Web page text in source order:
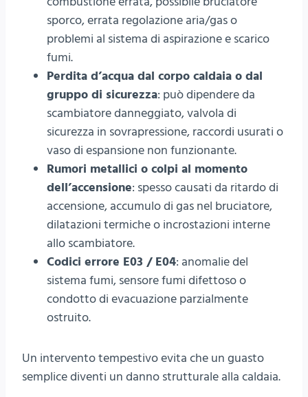
sporco, errata regolazione aria/gas o
problemi al sistema di aspirazione e scarico
fumi.
Perdita d’acqua dal corpo caldaia o dal
gruppo di sicurezza: può dipendere da
scambiatore danneggiato, valvola di
sicurezza in sovrapressione, raccordi usurati o
vaso di espansione non funzionante.
Rumori metallici o colpi al momento
dell’accensione: spesso causati da ritardo di
accensione, accumulo di gas nel bruciatore,
dilatazioni termiche o incrostazioni interne
allo scambiatore.
Codici errore E03 / E04: anomalie del
sistema fumi, sensore fumi difettoso o
condotto di evacuazione parzialmente
ostruito.
Un intervento tempestivo evita che un guasto
semplice diventi un danno strutturale alla caldaia.